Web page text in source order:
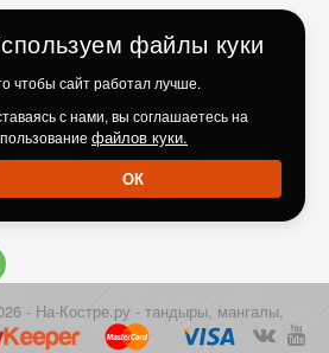
- На-Костре.ру - тандыры, мангалы,
файлы куки
чтобы сайт работал лучше.
с нами, вы соглашаетесь на
файлов куки.
ОК